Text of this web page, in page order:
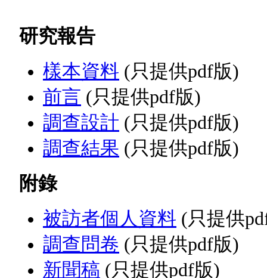
研究報告
樣本資料 (只提供pdf版)
前言 (只提供pdf版)
調查設計 (只提供pdf版)
調查結果 (只提供pdf版)
附錄
被訪者個人資料 (只提供
調查問卷 (只提供pdf版)
新聞稿 (只提供pdf版)